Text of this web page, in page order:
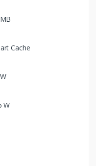
Cache
W